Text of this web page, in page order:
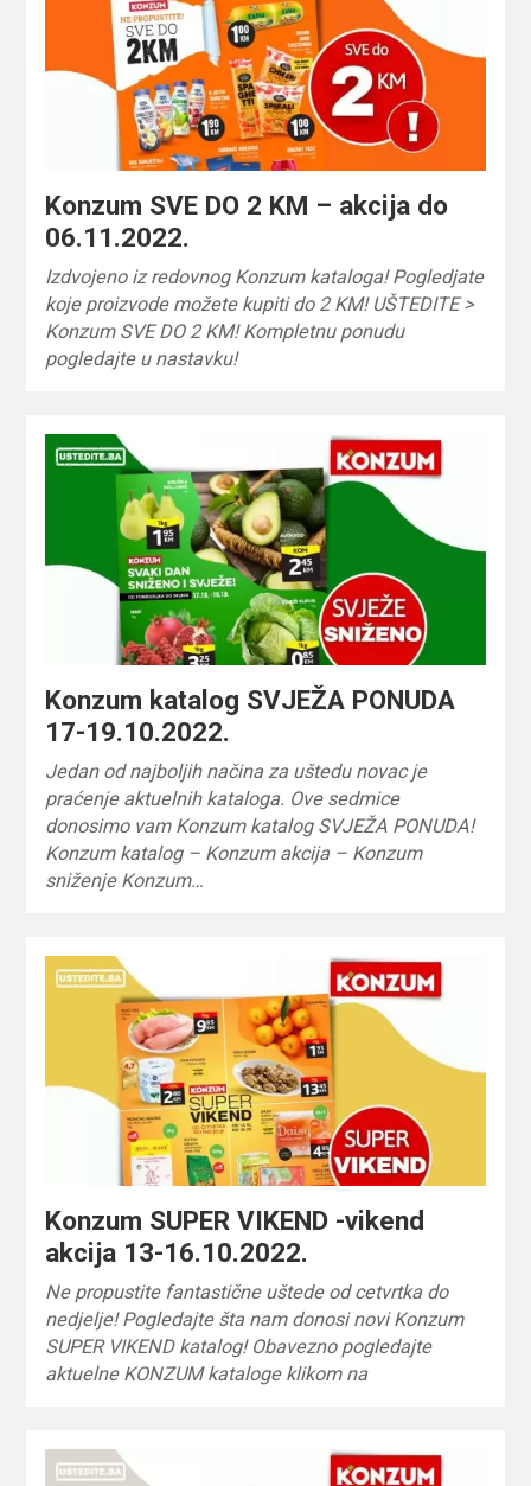
Konzum SVE DO 2 KM – akcija do
06.11.2022.
Izdvojeno iz redovnog Konzum kataloga! Pogledjate
koje proizvode možete kupiti do 2 KM! UŠTEDITE >
Konzum SVE DO 2 KM! Kompletnu ponudu
pogledajte u nastavku!
Konzum katalog SVJEŽA PONUDA
17-19.10.2022.
Jedan od najboljih načina za uštedu novac je
praćenje aktuelnih kataloga. Ove sedmice
donosimo vam Konzum katalog SVJEŽA PONUDA!
Konzum katalog – Konzum akcija – Konzum
sniženje Konzum…
Konzum SUPER VIKEND -vikend
akcija 13-16.10.2022.
Ne propustite fantastične uštede od cetvrtka do
nedjelje! Pogledajte šta nam donosi novi Konzum
SUPER VIKEND katalog! Obavezno pogledajte
aktuelne KONZUM kataloge klikom na